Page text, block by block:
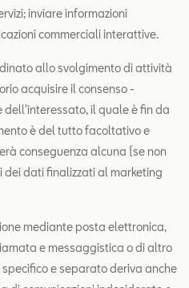
inviare informazioni
commerciali interattive.
allo svolgimento di attività
acquisire il consenso -
il quale è fin da
è del tutto facoltativo e
conseguenza alcuna (se non
dati finalizzati al marketing
mediante posta elettronica,
e messaggistica o di altro
e separato deriva anche